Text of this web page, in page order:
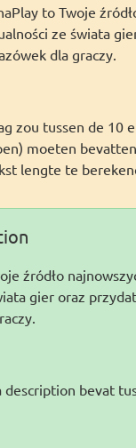
to Twoje
ze świata
dla graczy.
zou tussen de 10
moeten
lengte te
źródło
gier oraz
bevat